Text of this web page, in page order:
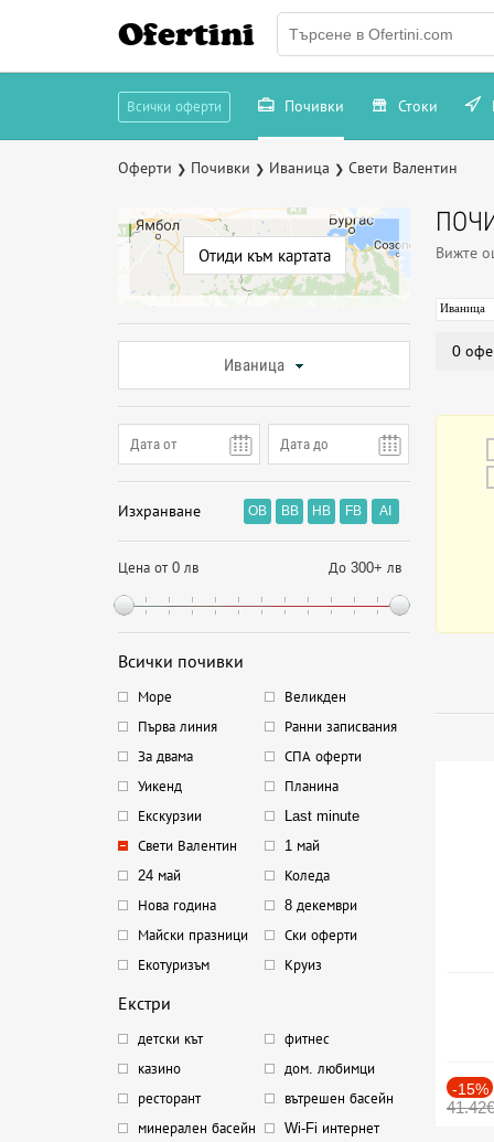
Ofertini
Всички оферти Почивки Стоки
Оферти ❯ Почивки ❯ Иваница ❯ Свети Валентин
Отиди към картата
Иваница
Изхранване OB BB HB FB AI
Цена от 0 лв До 300+ лв
Всички почивки
Море
Великден
Първа линия
Ранни записвания
За двама
СПА оферти
Уикенд
Планина
Екскурзии
Last minute
Свети Валентин
1 май
24 май
Коледа
Нова година
8 декември
Майски празници
Ски оферти
Екотуризъм
Круиз
Екстри
детски кът
фитнес
казино
дом. любимци
ресторант
вътрешен басейн
минерален басейн
Wi-Fi интернет
Вижте
Иваница
0
-15%
41.42€